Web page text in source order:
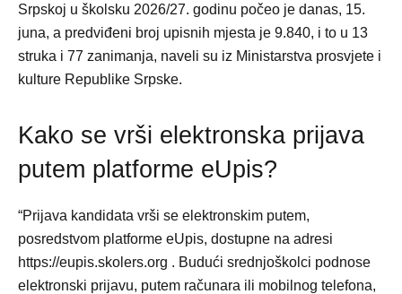
Srpskoj u školsku 2026/27. godinu počeo je danas, 15.
juna, a predviđeni broj upisnih mjesta je 9.840, i to u 13
struka i 77 zanimanja, naveli su iz Ministarstva prosvjete i
kulture Republike Srpske.
Kako se vrši elektronska prijava
putem platforme eUpis?
“Prijava kandidata vrši se elektronskim putem,
posredstvom platforme eUpis, dostupne na adresi
https://eupis.skolers.org . Budući srednjoškolci podnose
elektronski prijavu, putem računara ili mobilnog telefona,